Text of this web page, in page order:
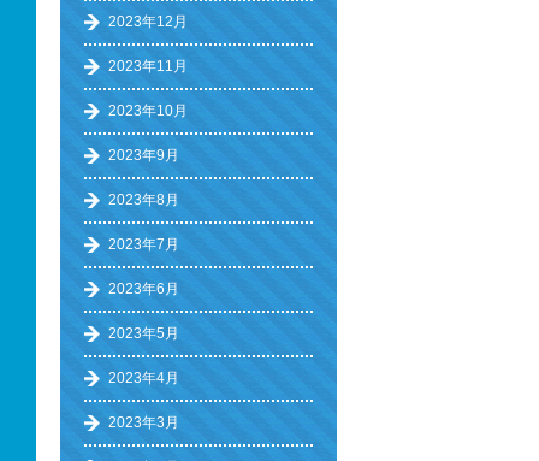
2023年12月
2023年11月
2023年10月
2023年9月
2023年8月
2023年7月
2023年6月
2023年5月
2023年4月
2023年3月